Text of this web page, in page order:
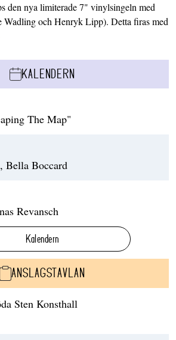
den nya limiterade 7" vinylsingeln med
Wadling och Henryk Lipp). Detta firas med
KALENDERN
The Map"
Boccard
Revansch
Kalendern
ANSLAGSTAVLAN
Sten Konsthall